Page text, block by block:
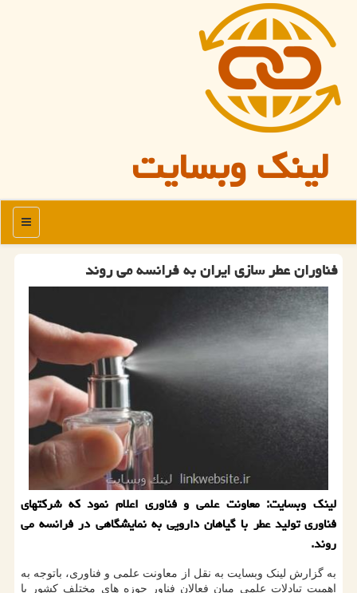
لینک وبسایت
منو
فناوران عطر سازی ایران به فرانسه می روند
لینك وبسایت: معاونت علمی و فناوری اعلام نمود كه شركتهای
فناوری تولید عطر با گیاهان دارویی به نمایشگاهی در فرانسه می
روند.
به گزارش لینک وبسایت به نقل از معاونت علمی و فناوری، باتوجه به
اهمیت تبادلات علمی میان فعالان فناور حوزه های مختلف کشور با